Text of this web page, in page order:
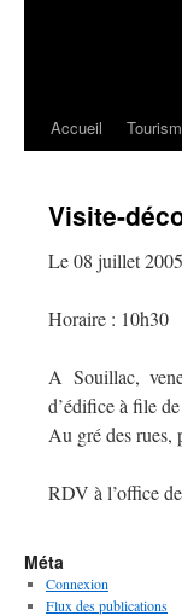
Accueil
Visite-
Le 08 juillet 2005
Horaire : 10h30
A Souillac,
d’édifice à file
Au gré des rues,
RDV à l’office
Méta
Connexion
Flux des publications